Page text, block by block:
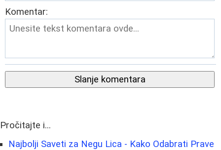
Komentar:
Slanje komentara
Pročitajte i...
Najbolji Saveti za Negu Lica - Kako Odabrati Prave